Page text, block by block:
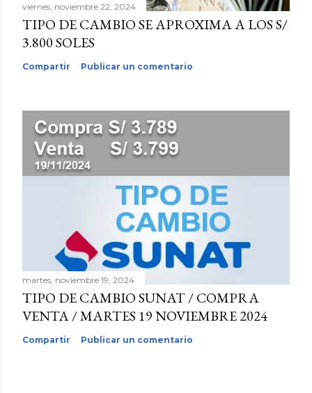
viernes, noviembre 22, 2024
TIPO DE CAMBIO SE APROXIMA A LOS S/
3.800 SOLES
Compartir Publicar un comentario
martes, noviembre 19, 2024
TIPO DE CAMBIO SUNAT / COMPRA
VENTA / MARTES 19 NOVIEMBRE 2024
Compartir Publicar un comentario